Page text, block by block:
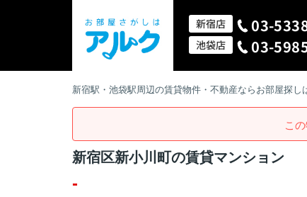
新宿店 03-
池袋店 03-
新宿駅・池袋駅周辺の賃貸物件・不動産ならお部屋探し
こ
新宿区新小川町の賃貸マンション
-